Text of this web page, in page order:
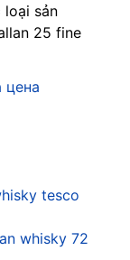
loại sản
25 fine
цена
tesco
whisky 72